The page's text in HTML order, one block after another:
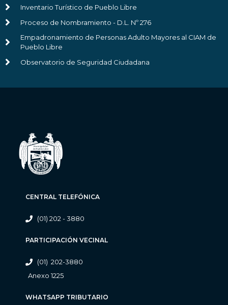
Inventario Turístico de Pueblo Libre
Proceso de Nombramiento - D.L. Nº 276
Empadronamiento de Personas Adulto Mayores al CIAM de
Pueblo Libre
Observatorio de Seguridad Ciudadana
CENTRAL TELEFÓNICA
(01) 202 - 3880
PARTICIPACIÓN VECINAL
(01) 202-3880
Anexo 1225
WHATSAPP TRIBUTARIO